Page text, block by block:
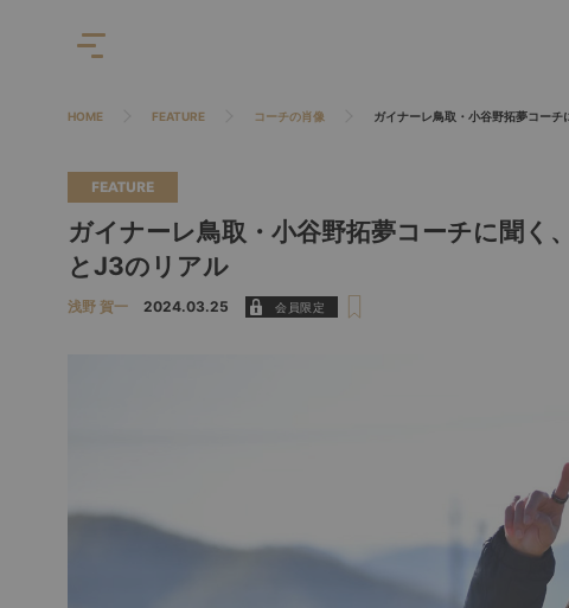
HOME FEATURE コーチの肖像 ガイナーレ鳥取・小谷野拓夢コー
FEATURE
ガイナーレ鳥取・小谷野拓夢コーチに聞く
とJ3のリアル
浅野 賀一 2024.03.25